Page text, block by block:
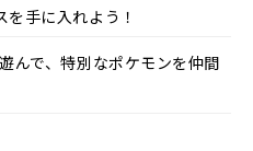
手に入れよう！
んで、特別なポケモンを仲間